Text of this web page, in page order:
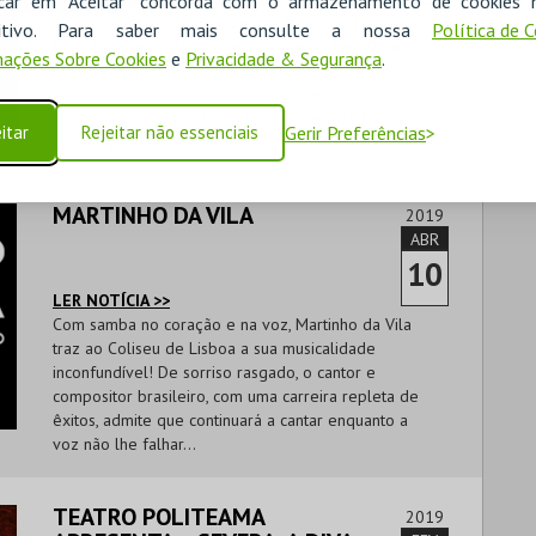
Para saber mais consulte a nossa Política de
Sobre Cookies e Privacidade & Segurança.
Rejeitar não essenciais Gerir Preferências
A Queima das Fitas de Coimbra é história, tradição e
maio, e aqui antecipamos o espírito desta festa dos
estudantes, revelando o seu passado e presente.
mesmo para levar a sério.
MARTINHO DA VILA
LER NOTÍCIA >>
2019
ABR
10
Com samba no coração e na voz, Martinho da Vila
traz ao Coliseu de Lisboa a sua musicalidade
inconfundível! De sorriso rasgado, o cantor e
compositor brasileiro, com uma carreira repleta de
êxitos, admite que continuará a cantar enquanto a
voz não lhe falhar…
TEATRO POLITEAMA
2019